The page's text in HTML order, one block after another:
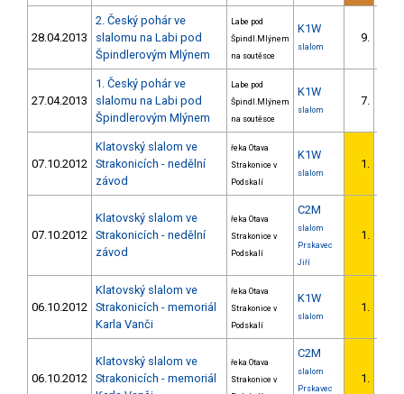
28.04.2013
2. Český pohár ve
slalomu na Labi pod
Špindlerovým Mlýnem
Labe pod
Špindl.Mlýnem
na soutěsce
K1W
slalom
9.
27.04.2013
1. Český pohár ve
slalomu na Labi pod
Špindlerovým Mlýnem
Labe pod
Špindl.Mlýnem
na soutěsce
K1W
slalom
7.
07.10.2012
Klatovský slalom ve
Strakonicích - nedělní
závod
řeka Otava
Strakonice v
Podskalí
K1W
slalom
1.
07.10.2012
Klatovský slalom ve
Strakonicích - nedělní
závod
řeka Otava
Strakonice v
Podskalí
C2M
slalom
Prskavec
Jiří
1.
06.10.2012
Klatovský slalom ve
Strakonicích - memoriál
Karla Vanči
řeka Otava
Strakonice v
Podskalí
K1W
slalom
1.
06.10.2012
Klatovský slalom ve
Strakonicích - memoriál
řeka Otava
Strakonice v
C2M
slalom
Prskavec
1.